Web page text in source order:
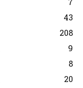
43
208
9
8
20